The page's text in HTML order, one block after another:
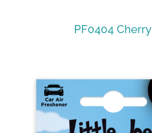
PF0404 Cherry